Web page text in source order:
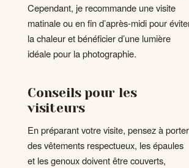
Cependant, je recommande une visite
matinale ou en fin d’après-midi pour
la chaleur et bénéficier d’une lumière
idéale pour la photographie.
Conseils pour les
visiteurs
En préparant votre visite, pensez à porter
des vêtements respectueux, les épaules
et les genoux doivent être couverts,